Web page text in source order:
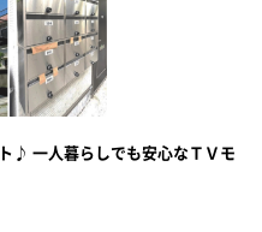
♪ 一人暮らしでも安心なＴＶモ